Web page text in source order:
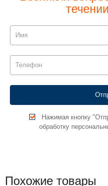
Нажимая кнопку
обработку
Похожие товары